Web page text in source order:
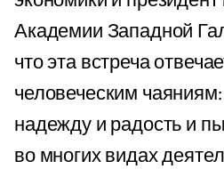
Академии Западной
что эта встреча
человеческим
надежду и радость и
во многих видах